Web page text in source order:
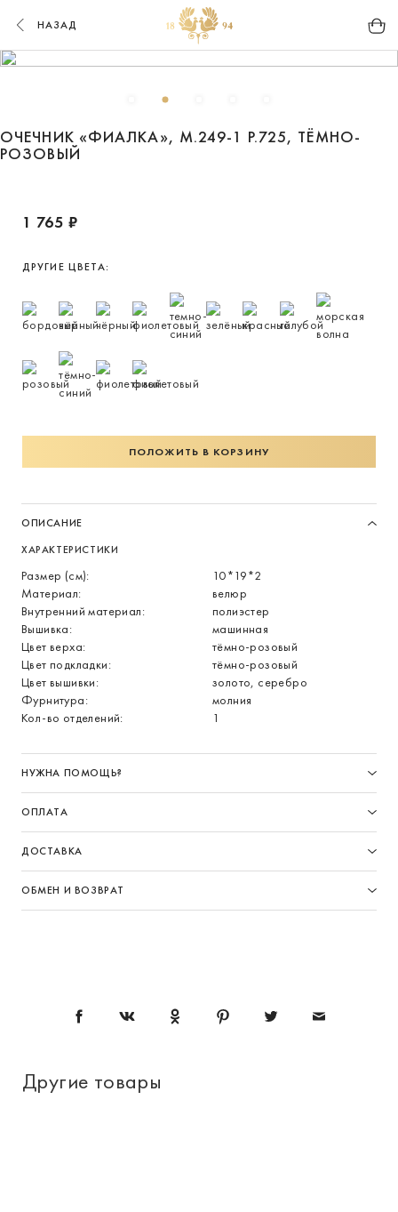
НАЗАД
ОЧЕЧНИК «ФИАЛКА», М.249-1 Р.725, ТЁМНО-
РОЗОВЫЙ
1 765 ₽
ДРУГИЕ ЦВЕТА:
ПОЛОЖИТЬ В КОРЗИНУ
ОПИСАНИЕ
ХАРАКТЕРИСТИКИ
Размер (см):
10*19*2
Материал:
велюр
Внутренний материал:
полиэстер
Вышивка:
машинная
Цвет верха:
тёмно-розовый
Цвет подкладки:
тёмно-розовый
Цвет вышивки:
золото, серебро
Фурнитура:
молния
Кол-во отделений:
1
НУЖНА ПОМОЩЬ?
ОПЛАТА
ДОСТАВКА
ОБМЕН И ВОЗВРАТ
Другие товары